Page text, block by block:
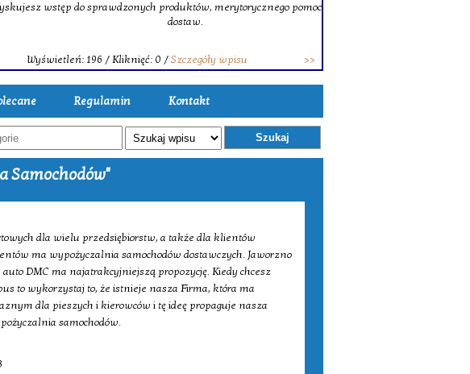
produktów, merytorycznego pomocy oraz terminowych
0 /Szczegóły wpisu
Regulamin Kontakt
Szukaj
Samochodów"
dla wielu przedsiębiorstw, a także dla klientów
ma wypożyczalnia samochodów dostawczych. Jaworzno
DMC ma najatrakcyjniejszą propozycję. Kiedy chcesz
to wykorzystaj to, że istnieje nasza Firma, która ma
dla pieszych i kierowców i tę ideę propaguje nasza
samochodów.